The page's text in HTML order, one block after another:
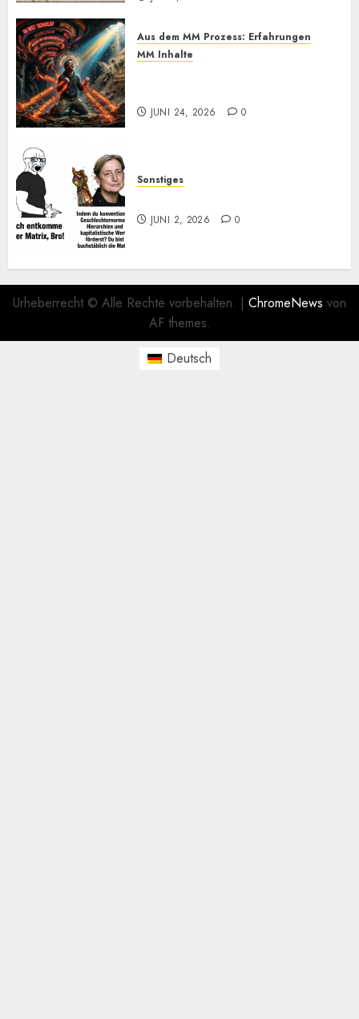
Aus dem MM Prozess: Erfahrungen
MM Inhalte
JUNI 24, 2026 0
Sonstiges
JUNI 2, 2026 0
Urheberrecht © Alle Rechte vorbehalten. | ChromeNews von
AF themes.
Deutsch